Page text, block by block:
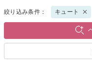
絞り込み条件： キュート